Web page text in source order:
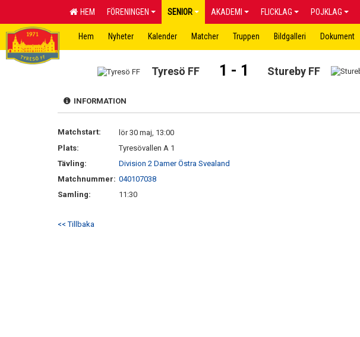
HEM FÖRENINGEN SENIOR AKADEMI FLICKLAG POJKLAG
Hem Nyheter Kalender Matcher Truppen Bildgalleri Dokument
Tyresö FF 1 - 1 Stureby FF
INFORMATION
Matchstart:
lör 30 maj, 13:00
Plats:
Tyresövallen A 1
Tävling:
Division 2 Damer Östra Svealand
Matchnummer: 040107038
Samling:
11:30
<< Tillbaka